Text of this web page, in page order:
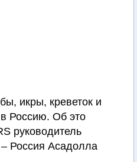
икры, креветок и
Россию. Об это
руководитель
Россия Асадолла